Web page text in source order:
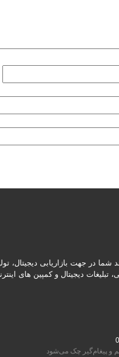
در جهت بازاریابی دیجیتال،
دیجیتال و کمپین های